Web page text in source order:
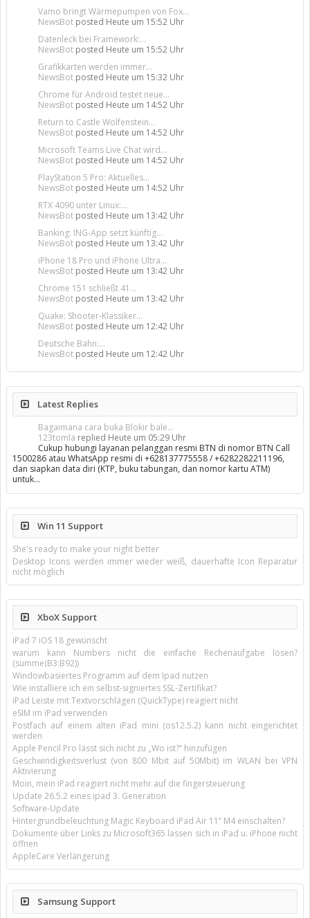
Vamo bringt Wärmepumpen von Fox...
NewsBot posted Heute um 15:52 Uhr
Datenleck bei Framework:...
NewsBot posted Heute um 15:52 Uhr
Grafikkarten werden immer...
NewsBot posted Heute um 15:32 Uhr
Chrome für Android testet neue...
NewsBot posted Heute um 14:52 Uhr
Return to Castle Wolfenstein...
NewsBot posted Heute um 14:52 Uhr
Microsoft Teams Live Chat wird...
NewsBot posted Heute um 14:52 Uhr
PlayStation 5 Pro: Aktuelles...
NewsBot posted Heute um 14:52 Uhr
RTX 4090 unter Linux:...
NewsBot posted Heute um 13:42 Uhr
Banking: ING-App setzt künftig...
NewsBot posted Heute um 13:42 Uhr
iPhone 18 Pro und iPhone Ultra...
NewsBot posted Heute um 13:42 Uhr
Chrome 151 schließt 41...
NewsBot posted Heute um 13:42 Uhr
Quake: Shooter-Klassiker...
NewsBot posted Heute um 12:42 Uhr
Deutsche Bahn:...
NewsBot posted Heute um 12:42 Uhr
Latest Replies
Bagaimana cara buka Blokir bale...
123tomla replied Heute um 05:29 Uhr
Cukup hubungi layanan pelanggan resmi BTN di nomor BTN Call
1500286 atau WhatsApp resmi di +628137775558 / +6282282211196,
dan siapkan data diri (KTP, buku tabungan, dan nomor kartu ATM)
untuk…
Win 11 Support
She's ready to make your night better
Desktop Icons werden immer wieder weiß, dauerhafte Icon Reparatur
nicht möglich
XboX Support
iPad 7 iOS 18 gewünscht
warum kann Numbers nicht die einfache Rechenaufgabe lösen?
(summe(B3:B92))
Windowbasiertes Programm auf dem Ipad nutzen
Wie installiere ich ein selbst-signiertes SSL-Zertifikat?
iPad Leiste mit Textvorschlägen (QuickType) reagiert nicht
eSIM im iPad verwenden
Postfach auf einem alten iPad mini (os12.5.2) kann nicht eingerichtet
werden
Apple Pencil Pro lässt sich nicht zu „Wo ist?“ hinzufügen
Geschwindigkeitsverlust (von 800 Mbit auf 50Mbit) im WLAN bei VPN
Aktivierung
Moin, mein iPad reagiert nicht mehr auf die fingersteuerung
Update 26.5.2 eines ipad 3. Generation
Software-Update
Hintergrundbeleuchtung Magic Keyboard iPad Air 11’’ M4 einschalten?
Dokumente über Links zu Microsoft365 lassen sich in iPad u. iPhone nicht
öffnen
AppleCare Verlängerung
Samsung Support